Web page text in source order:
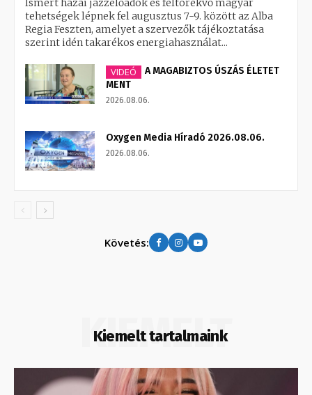
Ismert hazai jazzelőadók és feltörekvő magyar
tehetségek lépnek fel augusztus 7-9. között az Alba
Regia Feszten, amelyet a szervezők tájékoztatása
szerint idén takarékos energiahasználat...
VIDEÓ
A MAGABIZTOS ÚSZÁS ÉLETET
MENT
2026.08.06.
Oxygen Media Híradó 2026.08.06.
2026.08.06.
Követés:
Kiemelt tartalmaink
KIEMELT